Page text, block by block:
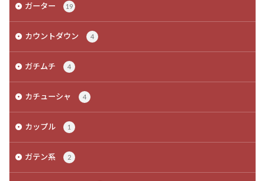
ガーター 19
カウントダウン 4
ガチムチ 4
カチューシャ 4
カップル 1
ガテン系 2